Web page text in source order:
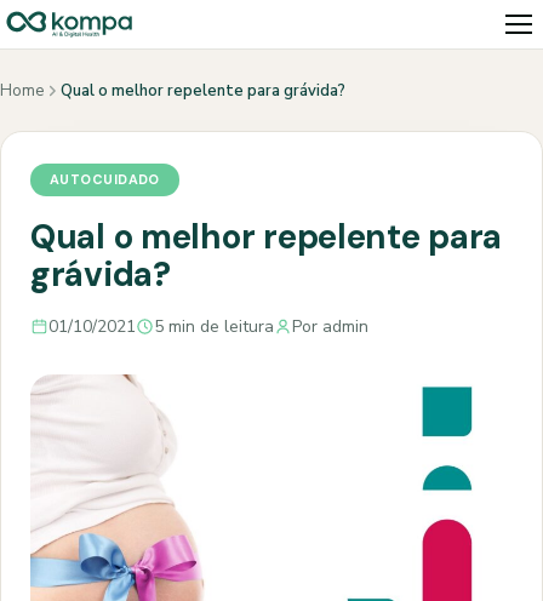
Home Qual o melhor repelente para grávida?
AUTOCUIDADO
Qual o melhor repelente para
grávida?
01/10/2021 5 min de leitura Por admin